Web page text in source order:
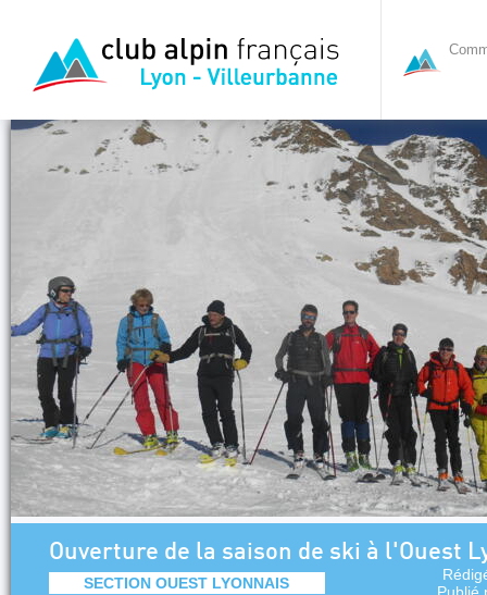
Ouverture de la saison de ski à l'Ouest
SECTION OUEST LYONNAIS